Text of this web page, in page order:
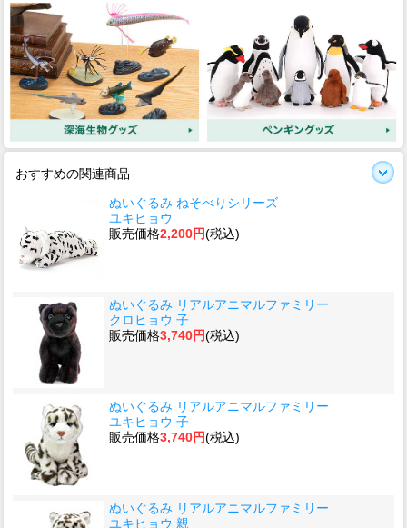
おすすめの関連商品
ぬいぐるみ ねそべりシリーズ
ユキヒョウ
販売価格2,200円(税込)
ぬいぐるみ リアルアニマルファミリー
クロヒョウ 子
販売価格3,740円(税込)
ぬいぐるみ リアルアニマルファミリー
ユキヒョウ 子
販売価格3,740円(税込)
ぬいぐるみ リアルアニマルファミリー
ユキヒョウ 親